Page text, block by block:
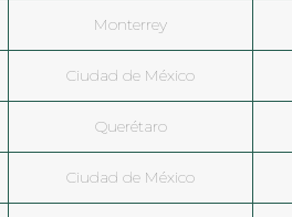
Monterrey
Ciudad de México
Querétaro
Ciudad de México